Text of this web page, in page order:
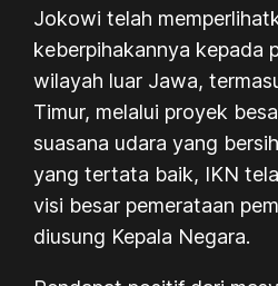
Jokowi telah
keberpihakannya kepada
wilayah luar Jawa,
Timur, melalui proyek
suasana udara yang
yang tertata baik, IKN
visi besar pemerataan
diusung Kepala Negara.